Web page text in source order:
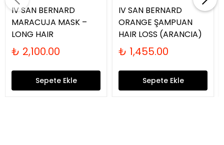
IV SAN BERNARD
MARACUJA MASK –
LONG HAIR
₺ 2,100.00
Sepete Ekle
IV SAN BERNARD
ORANGE ŞAMPUAN
HAIR LOSS (ARANCIA)
₺ 1,455.00
Sepete Ekle